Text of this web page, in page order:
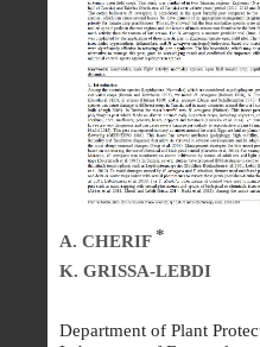
A. CHERIF*
K. GRISSA-LEBDI
Department of Plant